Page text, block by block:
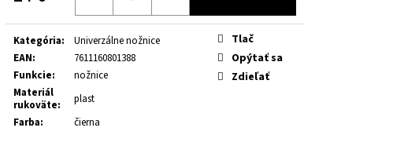
cena:
Kategória:
Univerzálne nožnice
EAN:
7611160801388
Funkcie:
nožnice
Materiál
rukoväte:
plast
Farba: čierna
Tlač
Opýtať sa
Zdieľať